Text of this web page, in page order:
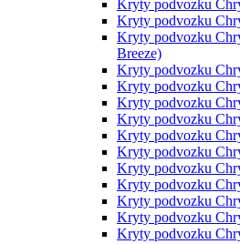
Kryty podvozku
Kryty podvozku
Kryty podvozku
Breeze)
Kryty podvozku
Kryty podvozku
Kryty podvozku
Kryty podvozku
Kryty podvozku
Kryty podvozku
Kryty podvozku
Kryty podvozku
Kryty podvozku
Kryty podvozku
Kryty podvozku